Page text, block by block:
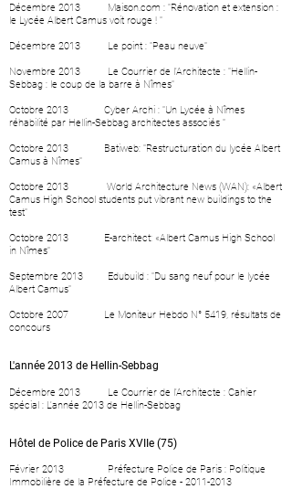
Décembre 2013 Maison.com : "Rénovation et extension :
le Lycée Albert Camus voit rouge ! "
Décembre 2013 Le point : "Peau neuve"
Novembre 2013 Le Courrier de l'Architecte : "Hellin-
Sebbag : le coup de la barre à Nîmes"
Octobre 2013 Cyber Archi : "Un Lycée à Nîmes
réhabilité par Hellin-Sebbag architectes associés "
Octobre 2013 Batiweb: "Restructuration du lycée Albert
Camus à Nîmes"
Octobre 2013 World Architecture News (WAN): «Albert
Camus High School students put vibrant new buildings to the
test"
Octobre 2013 E-architect: «Albert Camus High School
in Nîmes"
Septembre 2013 Edubuild : "Du sang neuf pour le lycée
Albert Camus"
Octobre 2007 Le Moniteur Hebdo N° 5419, résultats de
concours
L'année 2013 de Hellin-Sebbag
Décembre 2013 Le Courrier de l'Architecte : Cahier
spécial : L'année 2013 de Hellin-Sebbag
Hôtel de Police de Paris XVIIe (75)
Février 2013 Préfecture Police de Paris : Politique
Immobilière de la Préfecture de Police - 2011-2013